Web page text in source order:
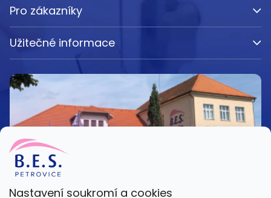
Nastavení soukromí a cookies
Pro zákazníky
Užitečné informace
Kamenná prodejna